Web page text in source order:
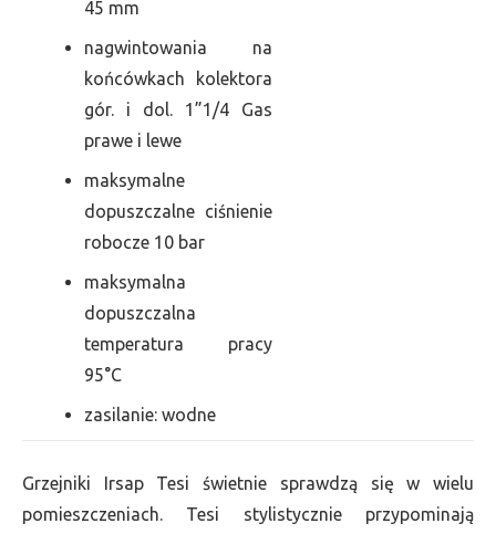
45 mm
nagwintowania na
końcówkach kolektora
gór. i dol. 1”1/4 Gas
prawe i lewe
maksymalne
dopuszczalne ciśnienie
robocze 10 bar
maksymalna
dopuszczalna
temperatura pracy
95°C
zasilanie: wodne
Grzejniki Irsap Tesi świetnie sprawdzą się w wielu
pomieszczeniach. Tesi stylistycznie przypominają